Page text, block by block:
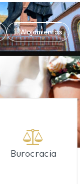
Alojamientos
Mascotas